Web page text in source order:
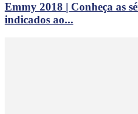
Emmy 2018 | Conheça as
indicados ao...